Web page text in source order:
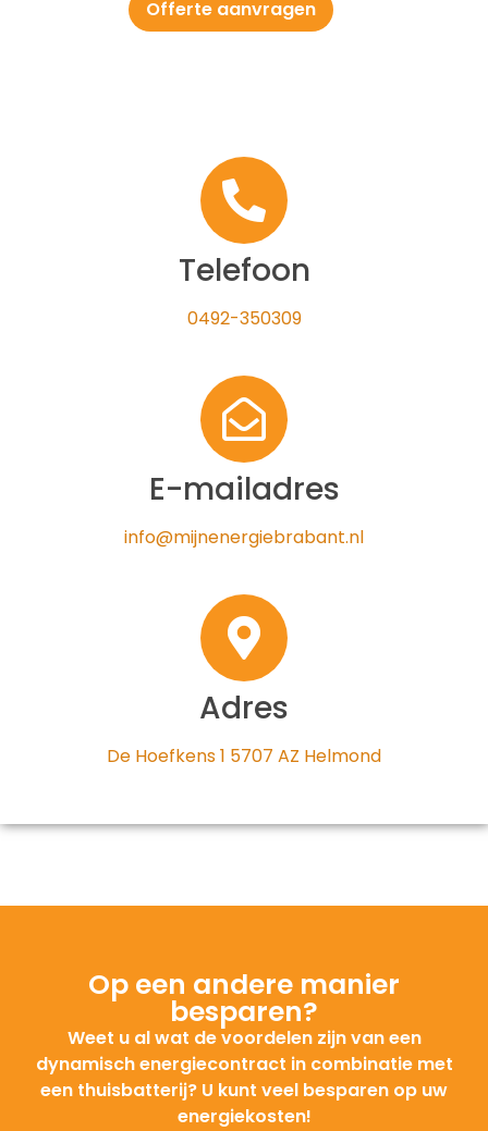
Offerte aanvragen
Telefoon
0492-350309
E-mailadres
info@mijnenergiebrabant.nl
Adres
De Hoefkens 1 5707 AZ Helmond
Op een andere manier
besparen?
Weet u al wat de voordelen zijn van een
dynamisch energiecontract in combinatie met
een thuisbatterij? U kunt veel besparen op uw
energiekosten!